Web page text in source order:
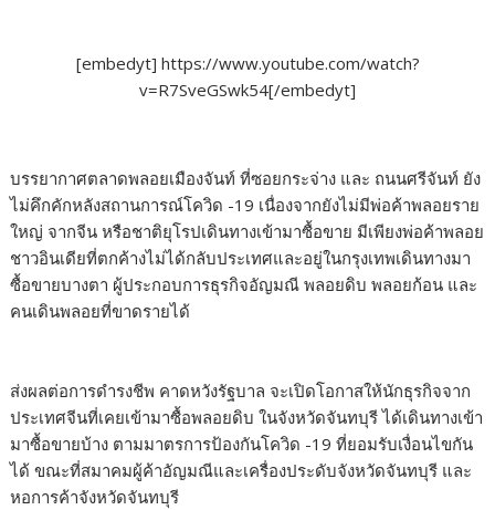
[embedyt] https://www.youtube.com/watch?
v=R7SveGSwk54[/embedyt]
บรรยากาศตลาดพลอยเมืองจันท์ ที่ซอยกระจ่าง และ ถนนศรีจันท์ ยัง
ไม่คึกคักหลังสถานการณ์โควิด -19 เนื่องจากยังไม่มีพ่อค้าพลอยราย
ใหญ่ จากจีน หรือชาติยุโรปเดินทางเข้ามาซื้อขาย มีเพียงพ่อค้าพลอย
ชาวอินเดียที่ตกค้างไม่ได้กลับประเทศและอยู่ในกรุงเทพเดินทางมา
ซื้อขายบางตา ผู้ประกอบการธุรกิจอัญมณี พลอยดิบ พลอยก้อน และ
คนเดินพลอยที่ขาดรายได้
ส่งผลต่อการดำรงชีพ คาดหวังรัฐบาล จะเปิดโอกาสให้นักธุรกิจจาก
ประเทศจีนที่เคยเข้ามาซื้อพลอยดิบ ในจังหวัดจันทบุรี ได้เดินทางเข้า
มาซื้อขายบ้าง ตามมาตรการป้องกันโควิด -19 ที่ยอมรับเงื่อนไขกัน
ได้ ขณะที่สมาคมผู้ค้าอัญมณีและเครื่องประดับจังหวัดจันทบุรี และ
หอการค้าจังหวัดจันทบุรี